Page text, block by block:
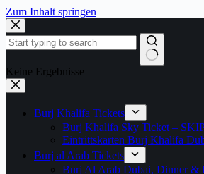
Zum Inhalt springen
Keine Ergebnisse
Burj Khalifa Tickets
Burj Khalifa Sky Ticket –
Eintrittskarten Burj Khalifa
Burj al Arab Tickets
Burj Al Arab Dubai, Dinner &